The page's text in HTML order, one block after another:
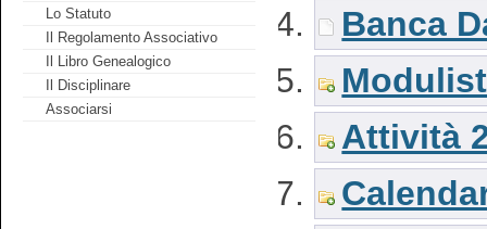
Lo Statuto
Il Regolamento Associativo
Il Libro Genealogico
Il Disciplinare
Associarsi
Banca
Attività